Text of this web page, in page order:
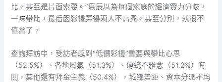
比，甚至是片面索要。”馬辰以為每個家庭的經濟實力分歧，
一味攀比，最后因彩禮弄得兩人不高興，甚至分別，就很不
值當了。
查詢拜訪中，受訪者感到“低價彩禮”重要與攀比心思
（52.5%）、各地風氣（51.3%）、傳統不雅念（51.2%）有
關，其他還有拜金主義（50.4%），城鄉差距、資本分派不均